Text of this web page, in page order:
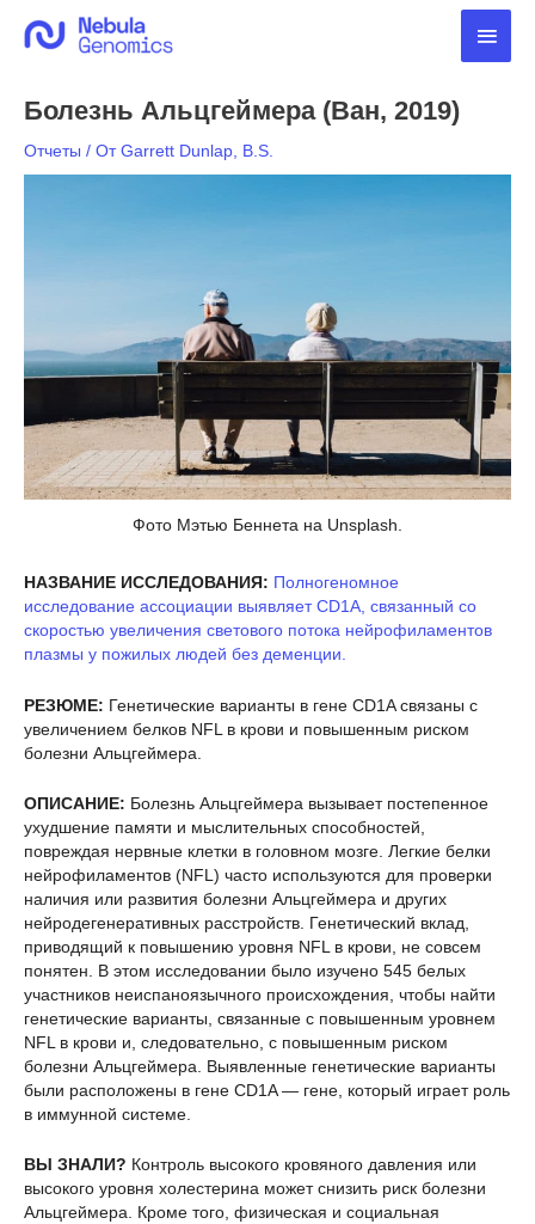
содержимому
Болезнь Альцгеймера (Ван, 2019)
Отчеты / ОтGarrett Dunlap, B.S.
Фото Мэтью Беннета на Unsplash.
НАЗВАНИЕ ИССЛЕДОВАНИЯ: Полногеномное
исследование ассоциации выявляет CD1A, связанный со
скоростью увеличения светового потока нейрофиламентов
плазмы у пожилых людей без деменции.
РЕЗЮМЕ: Генетические варианты в гене CD1A связаны с
увеличением белков NFL в крови и повышенным риском
болезни Альцгеймера.
ОПИСАНИЕ: Болезнь Альцгеймера вызывает постепенное
ухудшение памяти и мыслительных способностей,
повреждая нервные клетки в головном мозге. Легкие белки
нейрофиламентов (NFL) часто используются для проверки
наличия или развития болезни Альцгеймера и других
нейродегенеративных расстройств. Генетический вклад,
приводящий к повышению уровня NFL в крови, не совсем
понятен. В этом исследовании было изучено 545 белых
участников неиспаноязычного происхождения, чтобы найти
генетические варианты, связанные с повышенным уровнем
NFL в крови и, следовательно, с повышенным риском
болезни Альцгеймера. Выявленные генетические варианты
были расположены в гене CD1A — гене, который играет роль
в иммунной системе.
ВЫ ЗНАЛИ? Контроль высокого кровяного давления или
высокого уровня холестерина может снизить риск болезни
Альцгеймера. Кроме того, физическая и социальная